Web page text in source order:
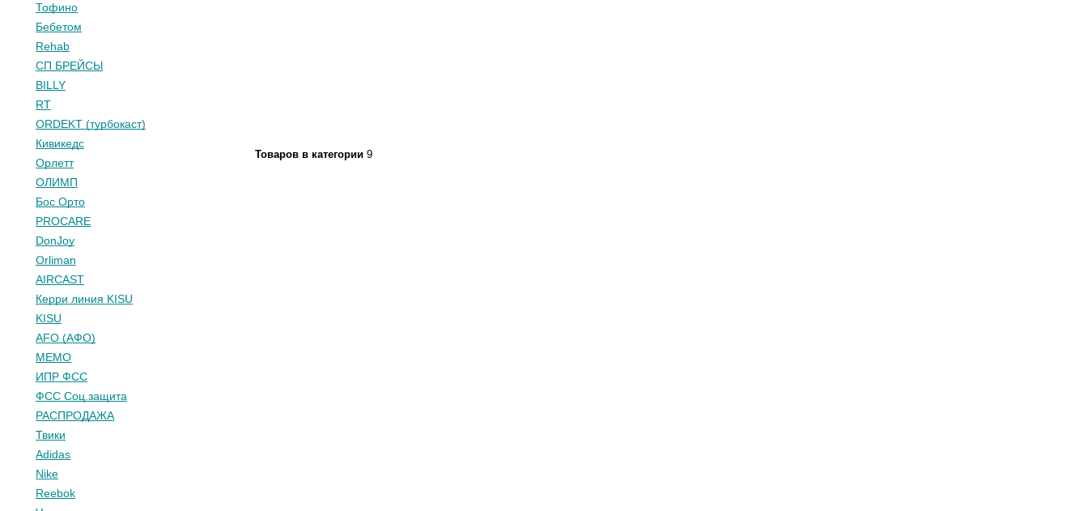
Тофино
Бебетом
Rehab
СП БРЕЙСЫ
BILLY
RT
ORDEKT (турбокаст)
Кивикедс
Орлетт
ОЛИМП
Бос Орто
PROCARE
DonJoy
Orliman
AIRCAST
Керри линия KISU
KISU
AFO (АФО)
МЕМО
ИПР ФСС
ФСС Соц.защита
РАСПРОДАЖА
Твики
Adidas
Nike
Reebok
Товаров в категории 9